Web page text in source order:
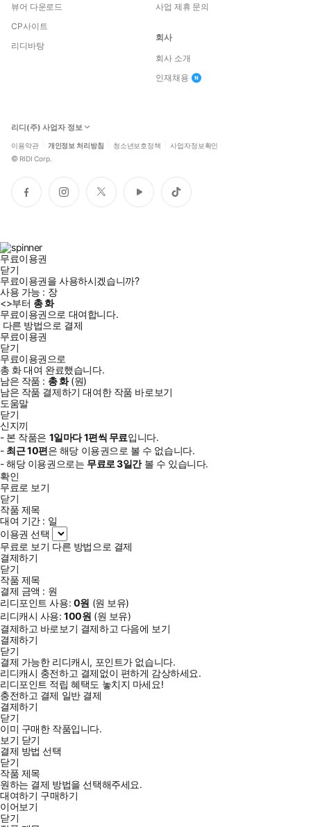
뷰어 다운로드
CP사이트
리디바탕
사업 제휴 문의
회사
회사 소개
인재채용
리디(주) 사업자 정보
이용약관 개인정보 처리방침 청소년보호정책 사업자정보확인
© RIDI Corp.
페
이
인
스
트
위
유
튜
틱
톡
무료이용권
닫기
무료이용권을 사용하시겠습니까?
사용 가능 : 장
<>부터 총화
무료이용권으로 대여합니다.
다른 방법으로 결제
무료이용권
닫기
무료이용권으로
총 화대여 완료했습니다.
남은 작품 : 총화(원)
남은 작품 결제하기 대여한 작품 바로보기
도움말
닫기
신지끼
- 본 작품은 1일마다1편씩 무료입니다.
- 최근10편은 해당 이용권으로 볼 수 없습니다.
- 해당 이용권으로는 무료로3일간볼 수 있습니다.
확인
무료로 보기
닫기
작품 제목
대여 기간 : 일
이용권 선택
무료로 보기 다른 방법으로 결제
결제하기
닫기
작품 제목
결제 금액 : 원
리디포인트 사용: 0원 (원 보유)
리디캐시 사용:100원 (원 보유)
결제하고 바로보기 결제하고 다음에 보기
결제하기
닫기
결제 가능한 리디캐시, 포인트가 없습니다.
리디캐시 충전하고 결제없이 편하게 감상하세요.
리디포인트 적립 혜택도 놓치지 마세요!
충전하고 결제 일반 결제
결제하기
닫기
이미 구매한 작품입니다.
보기 닫기
결제 방법 선택
닫기
작품 제목
원하는 결제 방법을 선택해주세요.
대여하기 구매하기
이어보기
닫기